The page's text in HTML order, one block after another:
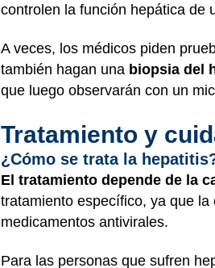
controlen la función hepática de
A veces, los médicos piden
también hagan una biopsia del
que luego observarán con un
Tratamiento y
¿Cómo se trata la
El tratamiento depende de la
tratamiento específico, ya que
medicamentos antivirales.
Para las personas que sufren